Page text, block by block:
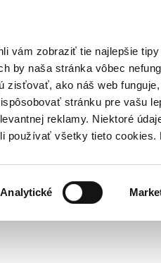
vám zobraziť tie najlepšie tipy
by naša stránka vôbec
zisťovať, ako náš web
stránku pre vašu
reklamy. Niektoré
používať všetky tieto cookies.
Analytické